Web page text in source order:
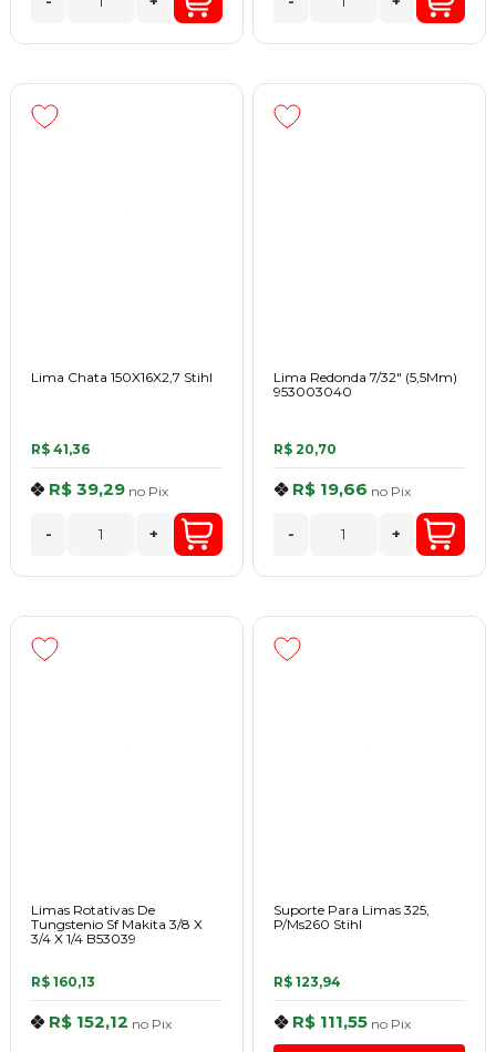
Lima Chata 150X16X2,7 Stihl
R$ 41,36
R$ 39,29 no Pix
- +
Lima Redonda 7/32" (5,5Mm)
953003040
R$ 20,70
R$ 19,66 no Pix
- +
Limas Rotativas De
Tungstenio Sf Makita 3/8 X
3/4 X 1/4 B53039
R$ 160,13
R$ 152,12 no Pix
Suporte Para Limas 325,
P/Ms260 Stihl
R$ 123,94
R$ 111,55 no Pix